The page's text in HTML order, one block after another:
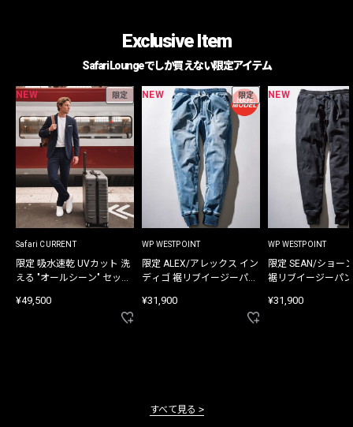
Exclusive Item
Safari Loungeでしか買えない限定アイテム
NEW 限定
Safari CURRENT
限定 吸水速乾 UVカット 洗
える "オールシーン" セット
¥49,500
NEW 限定
WP WESTPOINT
限定 ALEX/アレックス イン
ディゴ 裾リブイージーパン
¥31,900
NEW
WP WESTPOINT
限定 SEAN/ショー
裾リブイージーパ
¥31,900
すべて見る